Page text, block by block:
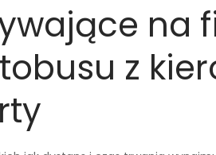
na
z